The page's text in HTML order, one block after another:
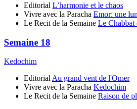
Editorial L’harmonie et le chaos
Vivre avec la Paracha Emor: une
Le Recit de la Semaine Le Chabbat
Semaine 18
Kedochim
Editorial Au grand vent de l'Omer
Vivre avec la Paracha Kedochim
Le Recit de la Semaine Raison de